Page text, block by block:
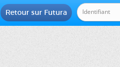
Retour sur Futura